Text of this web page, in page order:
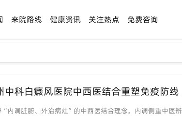
来院路线 健康资讯 关注热点 免费咨询
中科白癜风医院中西医结合重塑免疫防线
内调脏腑、外治病灶”的中西医结合理念。内调侧重中医辨